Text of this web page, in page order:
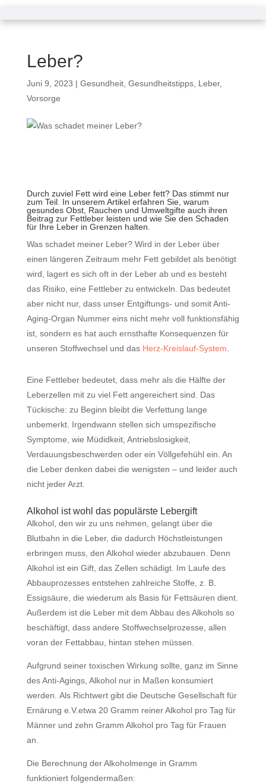
Leber?
Juni 9, 2023 | Gesundheit, Gesundheitstipps, Leber,
Vorsorge
Durch zuviel Fett wird eine Leber fett? Das stimmt nur
zum Teil. In unserem Artikel erfahren Sie, warum
gesundes Obst, Rauchen und Umweltgifte auch ihren
Beitrag zur Fettleber leisten und wie Sie den Schaden
für Ihre Leber in Grenzen halten.
Was schadet meiner Leber? Wird in der Leber über
einen längeren Zeitraum mehr Fett gebildet als benötigt
wird, lagert es sich oft in der Leber ab und es besteht
das Risiko, eine Fettleber zu entwickeln. Das bedeutet
aber nicht nur, dass unser Entgiftungs- und somit Anti-
Aging-Organ Nummer eins nicht mehr voll funktionsfähig
ist, sondern es hat auch ernsthafte Konsequenzen für
unseren Stoffwechsel und das Herz-Kreislauf-System
Eine Fettleber bedeutet, dass mehr als die Hälfte der
Leberzellen mit zu viel Fett angereichert sind. Das
Tückische: zu Beginn bleibt die Verfettung lange
unbemerkt. Irgendwann stellen sich umspezifische
Symptome, wie Müdidkeit, Antriebslosigkeit,
Verdauungsbeschwerden oder ein Völlgefehühl ein. An
die Leber denken dabei die wenigsten – und leider auch
nicht jeder Arzt.
Alkohol ist wohl das populärste Lebergift
Alkohol, den wir zu uns nehmen, gelangt über die
Blutbahn in die Leber, die dadurch Höchstleistungen
erbringen muss, den Alkohol wieder abzubauen. Denn
Alkohol ist ein Gift, das Zellen schädigt. Im Laufe des
Abbauprozesses entstehen zahlreiche Stoffe, z. B.
Essigsäure, die wiederum als Basis für Fettsäuren dient.
Außerdem ist die Leber mit dem Abbau des Alkohols so
beschäftigt, dass andere Stoffwechselprozesse, allen
voran der Fettabbau, hintan stehen müssen.
Aufgrund seiner toxischen Wirkung sollte, ganz im Sinne
des Anti-Agings, Alkohol nur in Maßen konsumiert
werden. Als Richtwert gibt die Deutsche Gesellschaft für
Ernärung e.V.etwa 20 Gramm reiner Alkohol pro Tag für
Männer und zehn Gramm Alkohol pro Tag für Frauen
an.
Die Berechnung der Alkoholmenge in Gramm
funktioniert folgendermaßen: